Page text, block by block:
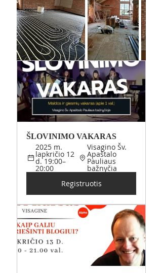
ŠLOVINIMO VAKARAS
2025 m.
lapkričio 12
d. 19:00–
20:00
Visagino Šv.
Apaštalo
Pauliaus
bažnyčia
Registruotis